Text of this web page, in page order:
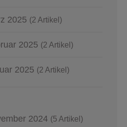
2025 (2 Artikel)
2025 (2 Artikel)
2025 (2 Artikel)
2024 (5 Artikel)